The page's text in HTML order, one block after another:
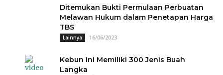
Ditemukan Bukti Permulaan Perbuatan
Melawan Hukum dalam Penetapan Harga
TBS
Lainnya 16/06/2023
Kebun Ini Memiliki 300 Jenis Buah
Langka